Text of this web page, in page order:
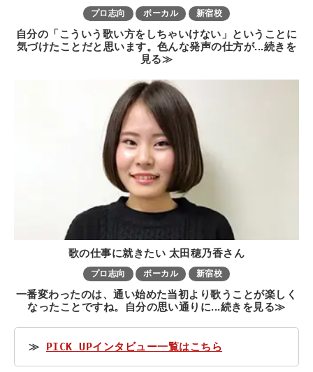
プロ志向 ボーカル 新宿校
自分の「こういう歌い方をしちゃいけない」ということに
気づけたことだと思います。色んな発声の仕方が...続きを
見る≫
歌の仕事に就きたい 太田穂乃香さん
プロ志向 ボーカル 新宿校
一番変わったのは、通い始めた当初より歌うことが楽しく
なったことですね。自分の思い通りに...続きを見る≫
≫ PICK UPインタビュー一覧はこちら